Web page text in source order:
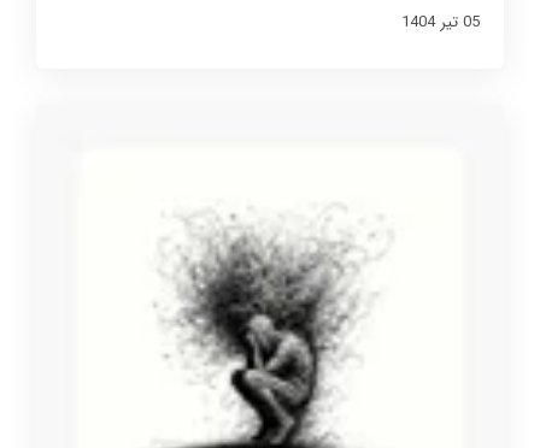
05 تير 1404